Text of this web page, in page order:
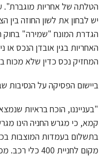
הטלתה של אחריות מוגברת".
יש לבחון את לשון החוזה בין
הגדרת המונח "שמירה" בחוק
האחריות בגין אובדן הנכס
המחזיק נכס כדין שלא מכוח
ביישום הפסיקה על הנסיבות
"בענייננו, הוכח בראיות
קמא, כי מגרש החניה הינו
בתשלום בעמדות המוצבות